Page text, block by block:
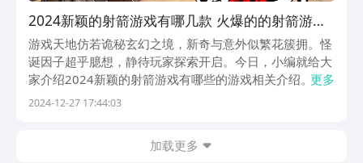
2024新颖的射箭游戏有哪几款 火爆的的射箭游戏
下载合集
游戏天地仿若诡秘玄幻之境，新奇与意外似繁花簇拥。怪
诞因子超乎臆想，静待玩家探索开启。今日，小编就给大
家介绍2024新颖的射箭游戏有哪些的游戏相关介绍。游
戏关卡似神秘门户，不仅带来无尽乐趣，更如密码锁，开
更多
2024-12-27 17:44:03
加载更多